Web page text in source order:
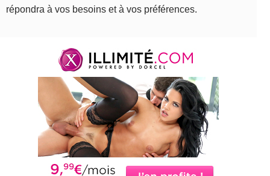
répondra à vos besoins et à vos préférences.